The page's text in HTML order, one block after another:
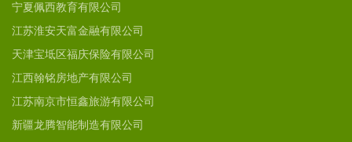
宁夏佩西教育有限公司
江苏淮安天富金融有限公司
天津宝坻区福庆保险有限公司
江西翰铭房地产有限公司
江苏南京市恒鑫旅游有限公司
新疆龙腾智能制造有限公司